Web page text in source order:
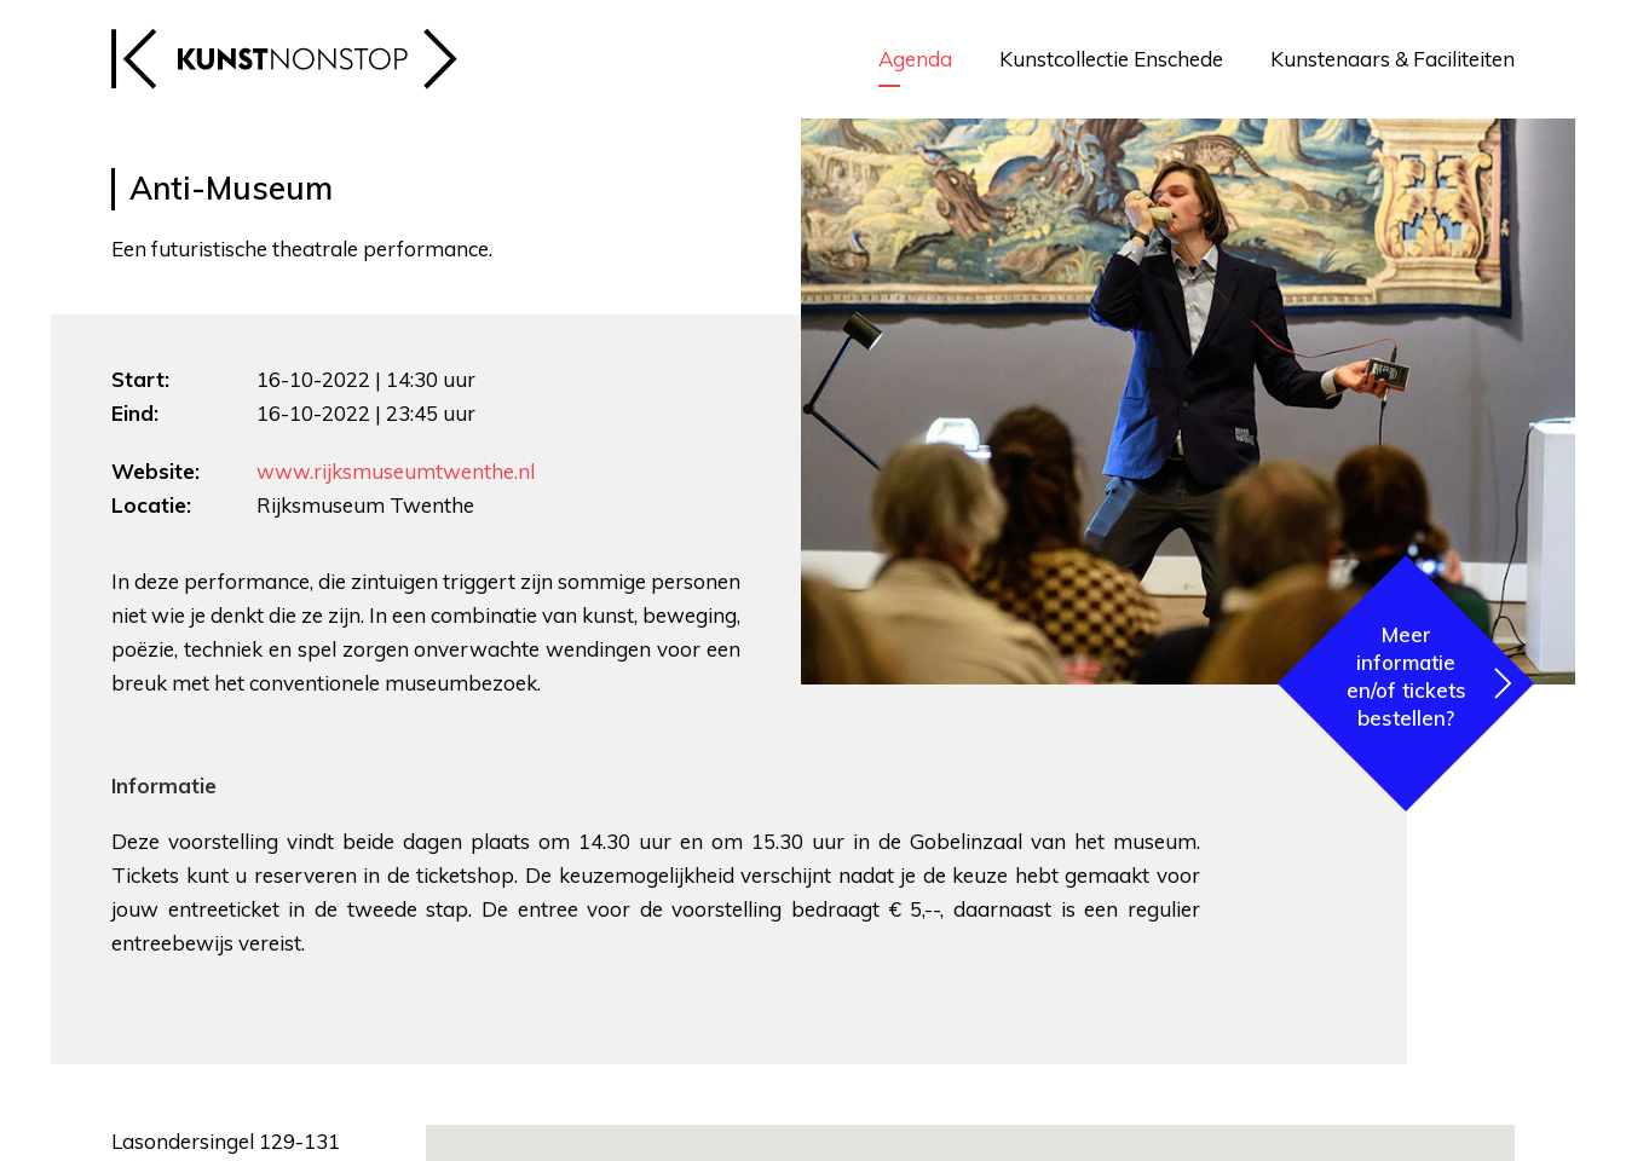
Agenda Kunstcollectie Enschede Kunstenaars & Faciliteiten
Meer
informatie
en/of tickets
bestellen?
Anti-Museum
Een futuristische theatrale performance.
Start:
16-10-2022 | 14:30 uur
Eind:
16-10-2022 | 23:45 uur
Website:
www.rijksmuseumtwenthe.nl
Locatie:
Rijksmuseum Twenthe
In deze performance, die zintuigen triggert zijn sommige personen
niet wie je denkt die ze zijn. In een combinatie van kunst, beweging,
poëzie, techniek en spel zorgen onverwachte wendingen voor een
breuk met het conventionele museumbezoek.
Informatie
Deze voorstelling vindt beide dagen plaats om 14.30 uur en om 15.30 uur in de Gobelinzaal van het museum.
Tickets kunt u reserveren in de ticketshop. De keuzemogelijkheid verschijnt nadat je de keuze hebt gemaakt voor
jouw entreeticket in de tweede stap. De entree voor de voorstelling bedraagt € 5,--, daarnaast is een regulier
entreebewijs vereist.
Lasondersingel 129-131